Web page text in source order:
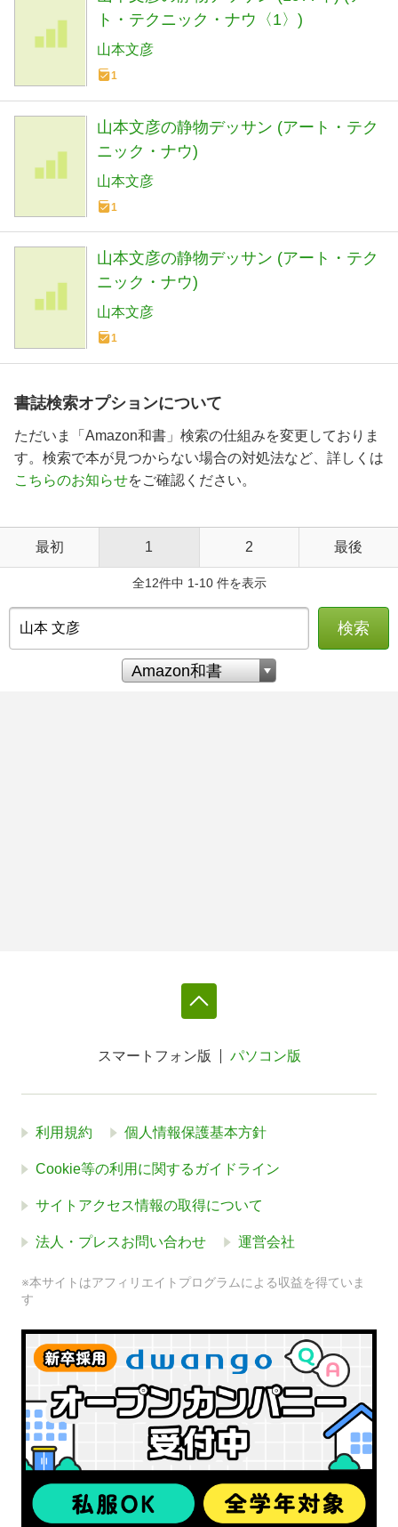
ト・テクニック・ナウ〈1〉)
山本文彦
1
山本文彦の静物デッサン (アート・テク
ニック・ナウ)
山本文彦
1
山本文彦の静物デッサン (アート・テク
ニック・ナウ)
山本文彦
1
書誌検索オプションについて
ただいま「Amazon和書」検索の仕組みを変更しておりま
す。検索で本が見つからない場合の対処法など、詳しくは
こちらのお知らせをご確認ください。
最初 1 2 最後
全12件中 1-10 件を表示
検索
スマートフォン版 パソコン版
利用規約 個人情報保護基本方針
Cookie等の利用に関するガイドライン
サイトアクセス情報の取得について
法人・プレスお問い合わせ 運営会社
※本サイトはアフィリエイトプログラムによる収益を得ていま
す